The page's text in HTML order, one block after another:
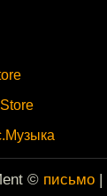
© письмо |